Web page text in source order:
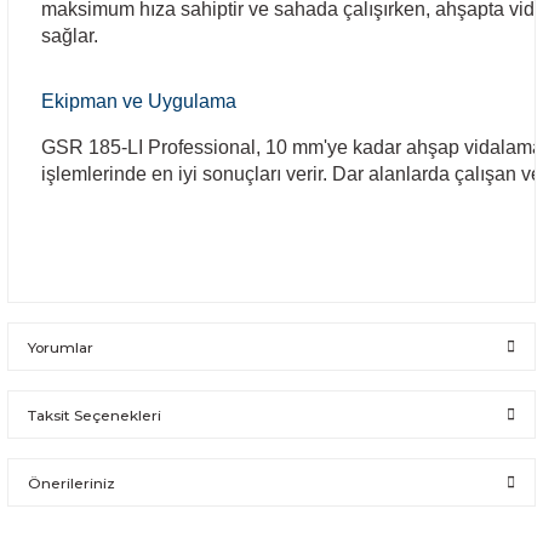
Bosch GSR 10,8 V-LI-2
maksimum hıza sahiptir ve sahada çalışırken, ahşapta
sağlar.
Ekipman ve Uygulama
GSR 185-LI Professional, 10 mm'ye kadar ahşap
işlemlerinde en iyi sonuçları verir. Dar alanlarda çalışan
Yorumlar
Taksit Seçenekleri
Önerileriniz